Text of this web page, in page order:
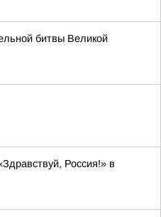
битвы Великой
Россия!» в